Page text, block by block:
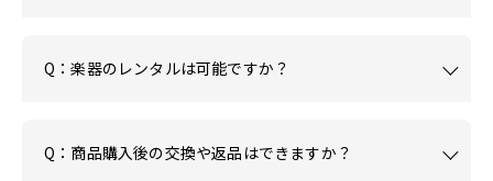
Q：楽器のレンタルは可能ですか？
Q：商品購入後の交換や返品はできますか？